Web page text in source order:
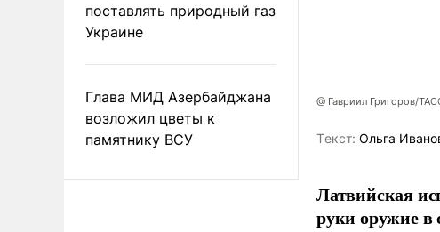
поставлять природный газ
Украине
Глава МИД Азербайджана
возложил цветы к
памятнику ВСУ
@ Гавриил Григоров/
Tекст: Ольга
Латвийская
руки оружие в